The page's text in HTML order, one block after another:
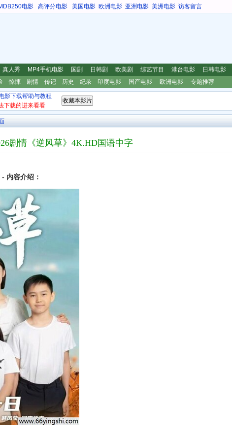
电影 高评分电影 美国电影 欧洲电影 亚洲电影 美洲电影 访客留言
真人秀 MP4手机电影 国剧 日韩剧 欧美剧 综艺节目 港台电影
日韩电影
惊悚 剧情 传记 历史 纪录 印度电影 国产电影 欧洲电影 专题推荐
影下载帮助与教程
下载的进来看看
剧情《逆风草》4K.HD国语中字
- 内容介绍：